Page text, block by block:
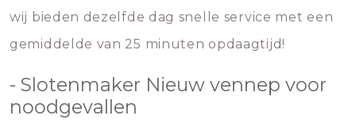
wij bieden dezelfde dag snelle service met een
gemiddelde van 25 minuten opdaagtijd!
- Slotenmaker Nieuw vennep voor
noodgevallen